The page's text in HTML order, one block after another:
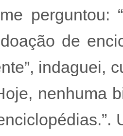
perguntou:
de
indaguei,
nenhuma